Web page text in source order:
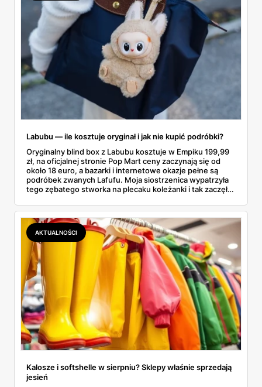
Labubu — ile kosztuje oryginał i jak nie kupić podróbki?
Oryginalny blind box z Labubu kosztuje w Empiku 199,99
zł, na oficjalnej stronie Pop Mart ceny zaczynają się od
około 18 euro, a bazarki i internetowe okazje pełne są
podróbek zwanych Lafufu. Moja siostrzenica wypatrzyła
tego zębatego stworka na plecaku koleżanki i tak zaczęło
kosztuje i po czym poznać, że sprzedawca nie wciska nam
podróbki. Spisałam wszystko, czego się dowiedziałam —
łącznie z jedną wpadką, o której za chwilę.
AKTUALNOŚCI
Kalosze i softshelle w sierpniu? Sklepy właśnie sprzedają
jesień